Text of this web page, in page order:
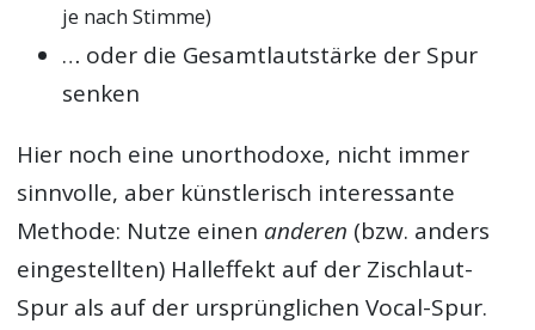
je nach Stimme)
… oder die Gesamtlautstärke der Spur
senken
Hier noch eine unorthodoxe, nicht immer
sinnvolle, aber künstlerisch interessante
Methode: Nutze einen anderen (bzw. anders
eingestellten) Halleffekt auf der Zischlaut-
Spur als auf der ursprünglichen Vocal-Spur.